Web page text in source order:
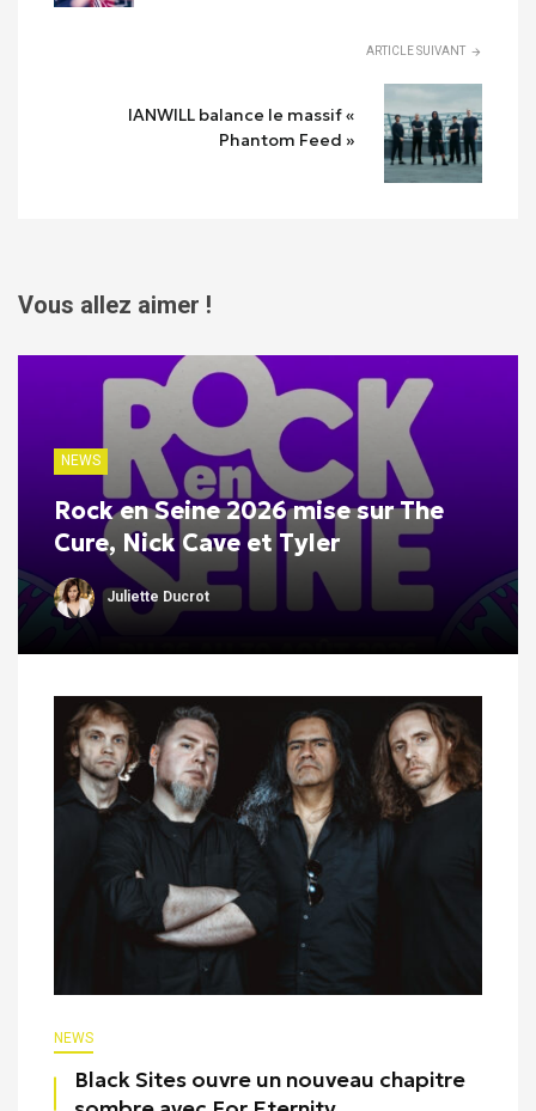
ARTICLE SUIVANT
IANWILL balance le massif «
Phantom Feed »
Vous allez aimer !
NEWS
Rock en Seine 2026 mise sur The
Cure, Nick Cave et Tyler
Juliette Ducrot
NEWS
Black Sites ouvre un nouveau chapitre